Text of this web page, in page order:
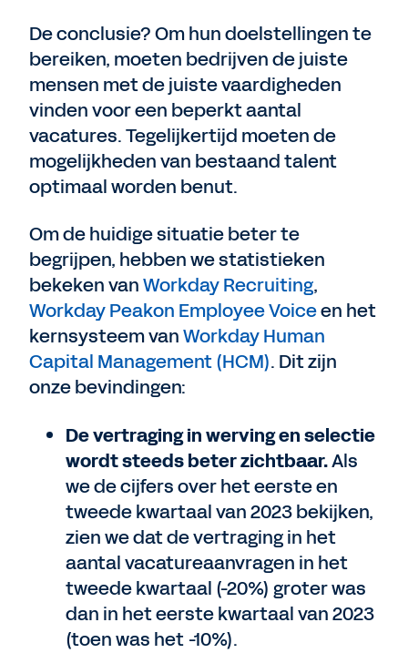
De conclusie? Om hun doelstellingen te
bereiken, moeten bedrijven de juiste
mensen met de juiste vaardigheden
vinden voor een beperkt aantal
vacatures. Tegelijkertijd moeten de
mogelijkheden van bestaand talent
optimaal worden benut.
Om de huidige situatie beter te
begrijpen, hebben we statistieken
bekeken vanWorkday Recruiting,
Workday Peakon Employee Voiceen het
kernsysteem vanWorkday Human
Capital Management (HCM). Dit zijn
onze bevindingen:
De vertraging in werving en selectie
wordt steeds beter zichtbaar.Als
we de cijfers over het eerste en
tweede kwartaal van 2023 bekijken,
zien we dat de vertraging in het
aantal vacatureaanvragen in het
tweede kwartaal (-20%) groter was
dan in het eerste kwartaal van 2023
(toen was het -10%).